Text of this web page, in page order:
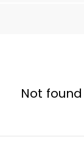
Not found